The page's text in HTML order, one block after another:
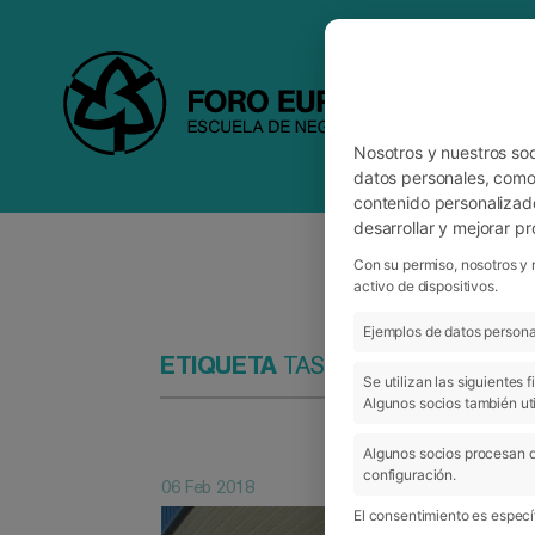
ETIQUETATASUBINSA
06 Feb 2018
Nosotros y nuestros
datos personales,
contenido
desarrollar y mejorar
Con su permiso, nosotros
activo de dispositivos.
Ejemplos de datos
Se utilizan las siguientes
Algunos socios también
Algunos socios procesan
configuración.
El consentimiento es